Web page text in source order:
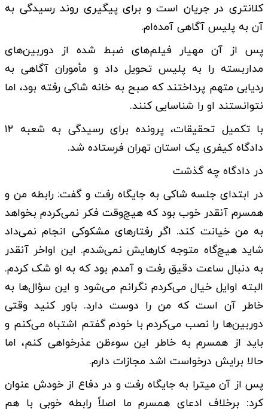
کلانتری در جریان است و برای پیگیری روند رسیدگی به
آن به پلیس آگاهی آمده‌ام.
پس از آن مهیار فیلم‌های ضبط شده از دوربین‌های
مداربسته را به پلیس تحویل داد و مأموران آگاهی به
ردیابی متهم پرداختند که صبح به خانه شاکی رفته بود، اما
نتوانستند او را شناسایی کنند.
با تکمیل تحقیقات، پرونده برای رسیدگی به شعبه ۱۲
دادگاه کیفری یک استان تهران فرستاده شد.
در دادگاه چه گذشت
در ابتدای جلسه شاکی به جایگاه رفت و گفت: رابطه من و
همسرم آنقدر خوب بود که هیچ‌وقت فکر نمی‌کردم بخواهد
به من خیانت کند. اگر رفتارهای مشکوکی انجام نمی‌داد
شاید هیچ‌گاه متوجه کارهایش نمی‌شدم. این اواخر آنقدر
به دنبال ساعت دقیق رفت و آمدم بود که به او شک کردم.
البته اوایل خیال می‌کردم نگرانم می‌شود و این سؤال‌ها به
خاطر آن است که من را دوست دارد. باور کنید وقتی
دوربین‌ها را نصب می‌کردم با خودم گفتم اشتباه می‌کنم و
باید از همسرم به خاطر این سوء‌ظن عذرخواهی کنم، اما
حالا برایش درخواست اشد مجازات دارم.
پس از آن میترا به جایگاه رفت و در دفاع از خودش عنوان
کرد: برخلاف ادعای همسرم ما اصلاً رابطه خوبی با هم